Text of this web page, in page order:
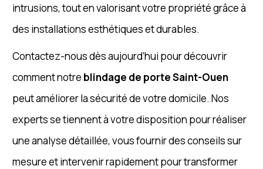
intrusions, tout en valorisant votre propriété grâce à
des installations esthétiques et durables.
Contactez-nous dès aujourd’hui pour découvrir
comment notre blindage de porte Saint-Ouen
peut améliorer la sécurité de votre domicile. Nos
experts se tiennent à votre disposition pour réaliser
une analyse détaillée, vous fournir des conseils sur
mesure et intervenir rapidement pour transformer